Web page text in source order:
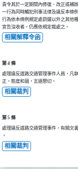
責令其於一定期間內修復、改正或補
一行為同時觸犯刑事法律及違反本條
行為依本條例規定處罰鍰以外之其他
宣告沒收者，仍應依規定裁處之。
相關解釋令函
第 4 條
處理違反道路交通管理事件人員，凡
正，態度和藹，言語懇切。
相關裁判
第 5 條
處理違反道路交通管理事件，有關文
。
相關裁判